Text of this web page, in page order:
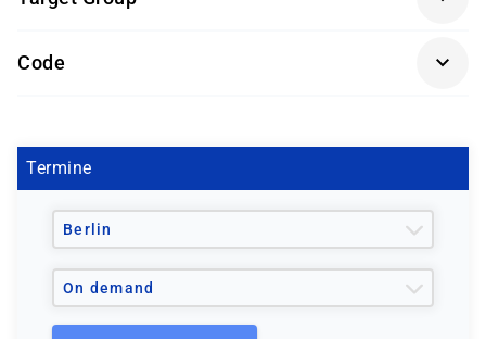
Einstufungstest zur optimalen Kurswahl
-technologien
Entwickler und Site Reliability Engineers mit
Code
Termine
Berlin
On demand